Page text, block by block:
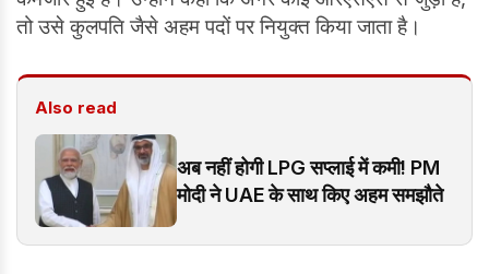
तो उसे कुलपति जैसे अहम पदों पर नियुक्त किया जाता है।
Also read
अब नहीं होगी LPG सप्लाई में कमी! PM
मोदी ने UAE के साथ किए अहम समझौते